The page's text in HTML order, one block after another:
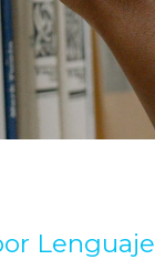
Lenguaje